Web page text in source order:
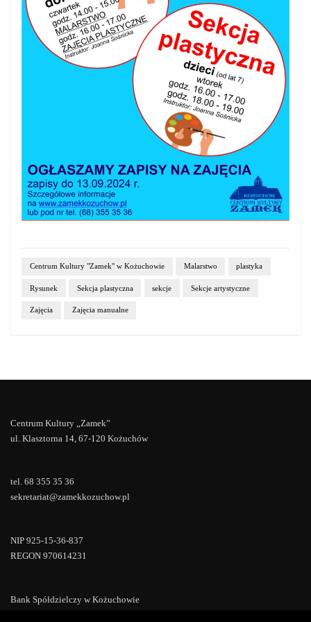
Centrum Kultury "Zamek" w Kożuchowie Malarstwo plastyka
Rysunek Sekcja plastyczna sekcje Sekcje artystyczne
Zajęcia Zajęcia manualne
Centrum Kultury „Zamek”
ul. Klasztorna 14, 67-120 Kożuchów
tel. 68 355 35 36
sekretariat@zamekkozuchow.pl
NIP 925-15-36-837
REGON 970614231
Bank Spółdzielczy w Kożuchowie